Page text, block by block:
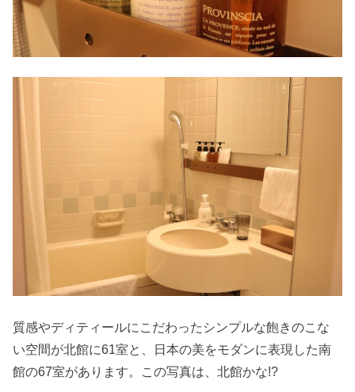
質感やディティールにこだわったシンプルな飽きのこな
い空間が北館に61室と、日本の美をモダンに表現した南
館の67室があります。この写真は、北館かな!?